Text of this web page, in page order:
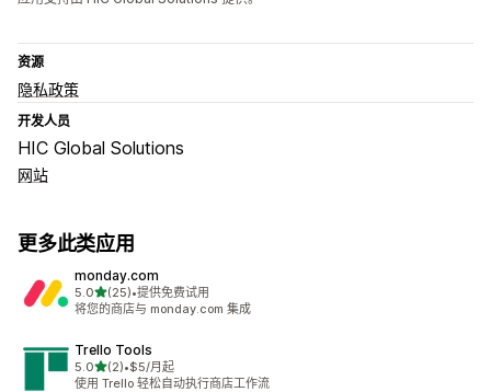
资源
隐私政策
开发人员
HIC Global Solutions
网站
更多此类应用
monday.com
5.0星（满分 5 星）
(25)
总共 25 条评论
•提供免费试用
将您的商店与 monday.com 集成
Trello Tools
5.0星（满分 5 星）
(2)
总共 2 条评论
•$5/月起
使用 Trello 轻松自动执行商店工作流